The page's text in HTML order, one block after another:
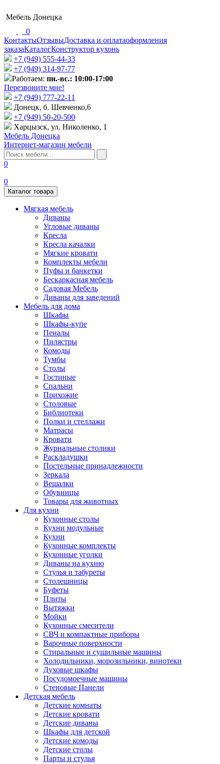
Мебель Донецка
0
КонтактыОтзывыДоставка и оплатаоформления
заказаКаталогКонструктор кухонь
+7 (949) 555-44-33
+7 (949) 314-97-77
Работаем: пн.-вс.: 10:00-17:00
Перезвоните мне!
+7 (‎949) 777-22-11
Донецк, б. Шевченко,6
+7 (949) 50-20-500
Харцызск, ул. Николенко, 1
Мебель Донецка
Интернет-магазин мебели
0
0
Каталог товара
Мягкая мебель
Диваны
Угловые диваны
Кресла
Кресла качалки
Мягкие кровати
Комплекты мебели
Пуфы и банкетки
Бескаркасная мебель
Садовая Мебель
Диваны для заведений
Мебель для дома
Шкафы
Шкафы-купе
Пеналы
Пилястры
Комоды
Тумбы
Столы
Гостиные
Спальни
Прихожие
Столовые
Библиотеки
Полки и стеллажи
Матрасы
Кровати
Журнальные столики
Раскладушки
Постельные принадлежности
Зеркала
Вешалки
Обувницы
Товары для животных
Для кухни
Кухонные столы
Кухни модульные
Кухни
Кухонные комплекты
Кухонные уголки
Диваны на кухню
Стулья и табуреты
Столешницы
Буфеты
Плиты
Вытяжки
Мойки
Кухонные смесители
СВЧ и компактные приборы
Варочные поверхности
Стиральные и сушильные машины
Холодильники, морозильники, винотеки
Духовые шкафы
Посудомоечные машины
Стеновые Панели
Детская мебель
Детские комнаты
Детские кровати
Детские диваны
Шкафы для детской
Детские комоды
Детские столы
Парты и стулья